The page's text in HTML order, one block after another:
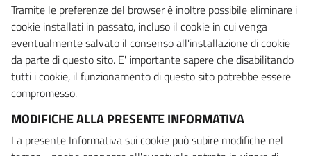
Tramite le preferenze del browser è inoltre possibile eliminare i
cookie installati in passato, incluso il cookie in cui venga
eventualmente salvato il consenso all'installazione di cookie
da parte di questo sito. E' importante sapere che disabilitando
tutti i cookie, il funzionamento di questo sito potrebbe essere
compromesso.
MODIFICHE ALLA PRESENTE INFORMATIVA
La presente Informativa sui cookie può subire modifiche nel